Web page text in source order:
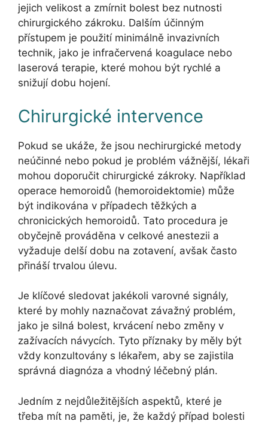
jejich velikost a zmírnit bolest bez nutnosti
chirurgického zákroku. Dalším účinným
přístupem je použití minimálně invazivních
technik, jako je infračervená koagulace nebo
laserová terapie, které mohou být rychlé a
snižují dobu hojení.
Chirurgické intervence
Pokud se ukáže, že jsou nechirurgické metody
neúčinné nebo pokud je problém vážnější, lékaři
mohou doporučit chirurgické zákroky. Například
operace hemoroidů (hemoroidektomie) může
být indikována v případech těžkých a
chronicických hemoroidů. Tato procedura je
obyčejně prováděna v celkové anestezii a
vyžaduje delší dobu na zotavení, avšak často
přináší trvalou úlevu.
Je klíčové sledovat jakékoli varovné signály,
které by mohly naznačovat závažný problém,
jako je silná bolest, krvácení nebo změny v
zažívacích návycích. Tyto příznaky by měly být
vždy konzultovány s lékařem, aby se zajistila
správná diagnóza a vhodný léčebný plán.
Jedním z nejdůležitějších aspektů, které je
třeba mít na paměti, je, že každý případ bolesti